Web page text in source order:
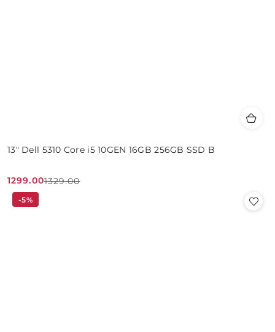
13" Dell 5310 Core i5 10GEN 16GB 256GB SSD B
Cena
promocyjna:
1299.00
Cena
przed
1329.00
-5%